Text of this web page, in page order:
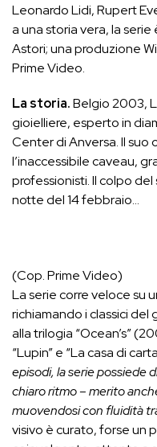
Leonardo Lidi, Rupert
a una storia vera, la
Astori; una produzione
Prime Video.
La storia.Belgio 2003,
gioielliere, esperto in
Center di Anversa. Il suo
l’inaccessibile caveau,
professionisti. Il colpo
notte del 14 febbraio…
(Cop. Prime Video)
La serie corre veloce su
richiamando i classici del
alla trilogia “Ocean’s”
“Lupin” e “La casa di
episodi, la serie possiede
chiaro ritmo – merito
muovendosi con fluidità
visivo è curato, forse un